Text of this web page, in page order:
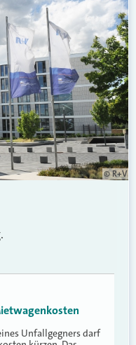
© R+V
Unfallgegners darf